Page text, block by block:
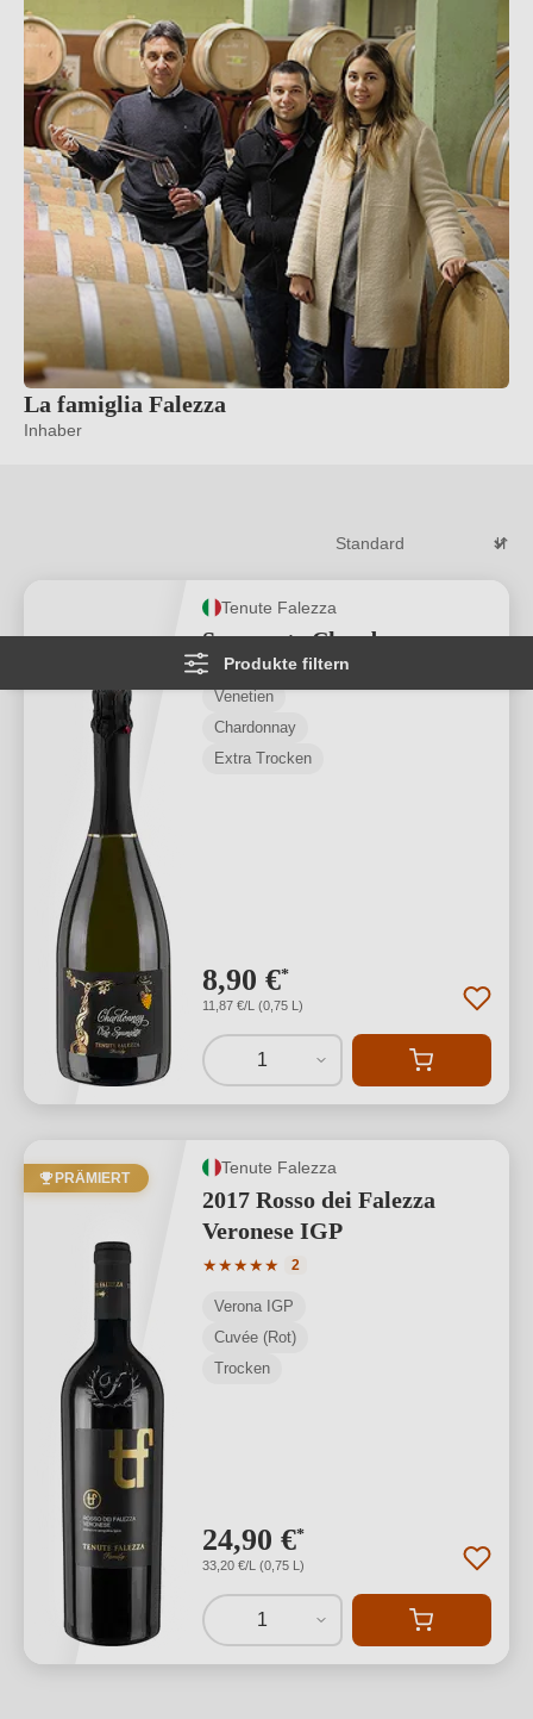
La famiglia Falezza
Inhaber
Produkte filtern
Tenute Falezza
Spumante Chardonnay
Venetien
Chardonnay
Extra Trocken
8,90 €*
11,87 €/L (0,75 L)
1
PRÄMIERT
Tenute Falezza
2017 Rosso dei Falezza
Veronese IGP
★★★★★
Durchschnittliche Bewertung von 5
2
Verona IGP
Cuvée (Rot)
Trocken
24,90 €*
33,20 €/L (0,75 L)
1